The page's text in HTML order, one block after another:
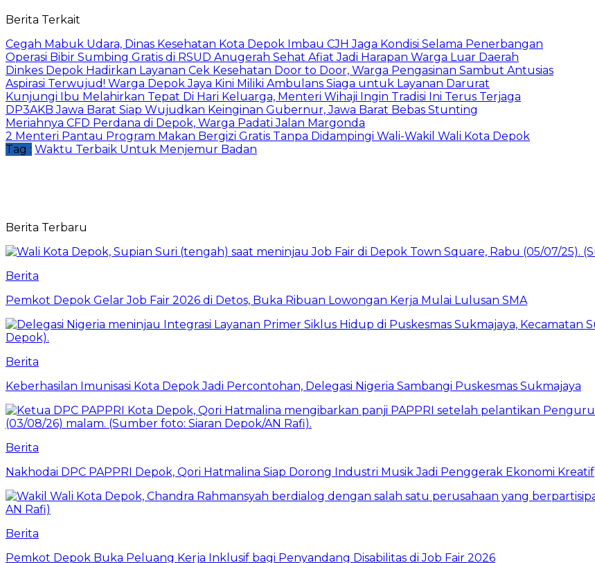
Berita Terkait
Cegah Mabuk Udara, Dinas Kesehatan Kota Depok Imbau CJH Jaga Kondisi Selama Penerbangan
Operasi Bibir Sumbing Gratis di RSUD Anugerah Sehat Afiat Jadi Harapan Warga Luar Daerah
Dinkes Depok Hadirkan Layanan Cek Kesehatan Door to Door, Warga Pengasinan Sambut Antusias
Aspirasi Terwujud! Warga Depok Jaya Kini Miliki Ambulans Siaga untuk Layanan Darurat
Kunjungi Ibu Melahirkan Tepat Di Hari Keluarga, Menteri Wihaji Ingin Tradisi Ini Terus Terjaga
DP3AKB Jawa Barat Siap Wujudkan Keinginan Gubernur, Jawa Barat Bebas Stunting
Meriahnya CFD Perdana di Depok, Warga Padati Jalan Margonda
2 Menteri Pantau Program Makan Bergizi Gratis Tanpa Didampingi Wali-Wakil Wali Kota Depok
Tag : Waktu Terbaik Untuk Menjemur Badan
Berita Terbaru
Berita
Pemkot Depok Gelar Job Fair 2026 di Detos, Buka Ribuan Lowongan Kerja Mulai Lulusan SMA
Berita
Keberhasilan Imunisasi Kota Depok Jadi Percontohan, Delegasi Nigeria Sambangi Puskesmas Sukmajaya
Berita
Nakhodai DPC PAPPRI Depok, Qori Hatmalina Siap Dorong Industri Musik Jadi Penggerak Ekonomi Kreatif
Berita
Pemkot Depok Buka Peluang Kerja Inklusif bagi Penyandang Disabilitas di Job Fair 2026